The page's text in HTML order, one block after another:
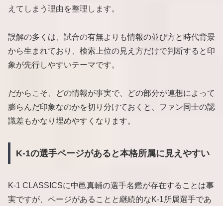
えてしまう理由を整理します。
誤解の多くは、試合の有無よりも情報の並び方と時代背景
から生まれており、検索上位の見え方だけで判断すると印
象が先行しやすいテーマです。
だからこそ、どの情報が事実で、どの部分が連想によって
膨らんだ印象なのかを切り分けておくと、ファン同士の認
識差もかなり埋めやすくなります。
K-1の選手ページがあると本格所属に見えやすい
K-1 CLASSICSに中邑真輔の選手名鑑が存在することは事
実ですが、ページがあることと継続的なK-1所属選手であ